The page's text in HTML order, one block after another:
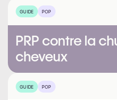
GUIDE POP
PRP contre la
cheveux
GUIDE POP